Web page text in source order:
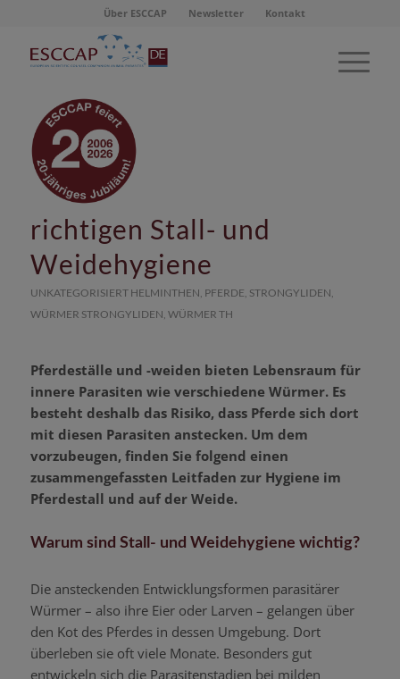
Über ESCCAP Newsletter Kontakt
Gegen einen Wurmbefall
beim Pferd mit der
richtigen Stall- und
Weidehygiene
UNKATEGORISIERT HELMINTHEN, PFERDE, STRONGYLIDEN,
WÜRMER STRONGYLIDEN, WÜRMER TH
Pferdeställe und -weiden bieten Lebensraum für
innere Parasiten wie verschiedene Würmer. Es
besteht deshalb das Risiko, dass Pferde sich dort
mit diesen Parasiten anstecken. Um dem
vorzubeugen, finden Sie folgend einen
zusammengefassten Leitfaden zur Hygiene im
Pferdestall und auf der Weide.
Warum sind Stall- und Weidehygiene wichtig?
Die ansteckenden Entwicklungsformen parasitärer
Würmer – also ihre Eier oder Larven – gelangen über
den Kot des Pferdes in dessen Umgebung. Dort
überleben sie oft viele Monate. Besonders gut
entwickeln sich die Parasitenstadien bei milden